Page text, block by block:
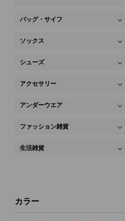
バッグ・サイフ
ソックス
シューズ
アクセサリー
アンダーウエア
ファッション雑貨
生活雑貨
カラー